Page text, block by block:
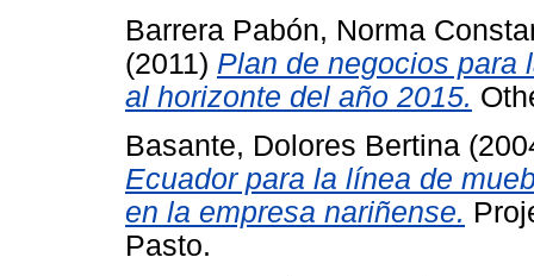
Barrera Pabón, Norma
(2011) Plan de negocios para
al horizonte del año 2015.
Basante, Dolores Bertina
Ecuador para la línea de
en la empresa nariñense.
Pasto.